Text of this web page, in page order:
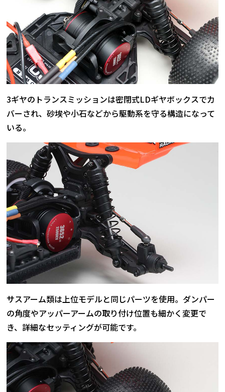
3ギヤのトランスミッションは密閉式LDギヤボックスでカ
バーされ、砂埃や小石などから駆動系を守る構造になって
いる。
サスアーム類は上位モデルと同じパーツを使用。ダンパー
の角度やアッパーアームの取り付け位置も細かく変更で
き、詳細なセッティングが可能です。